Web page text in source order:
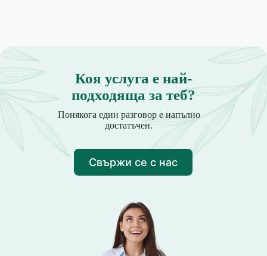
Коя услуга е най-
подходяща за теб?
Понякога един разговор е напълно
достатъчен.
Свържи се с нас